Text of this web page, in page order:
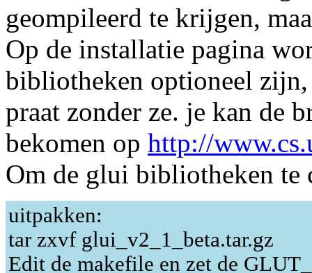
geompileerd te krijgen,
Op de installatie pagina
bibliotheken optioneel zijn,
praat zonder ze. je kan de
bekomen op http://
Om de glui bibliotheken te
uitpakken:
tar zxvf glui_v2_1_beta.tar.gz
Edit de makefile en zet de